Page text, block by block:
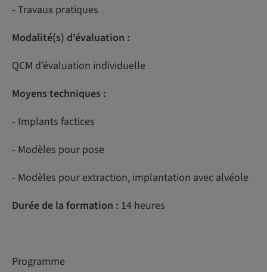
- Travaux pratiques
Modalité(s) d’évaluation :
QCM d’évaluation individuelle
Moyens techniques :
- Implants factices
- Modèles pour pose
- Modèles pour extraction, implantation avec alvéole
Durée de la formation : 14 heures
Programme